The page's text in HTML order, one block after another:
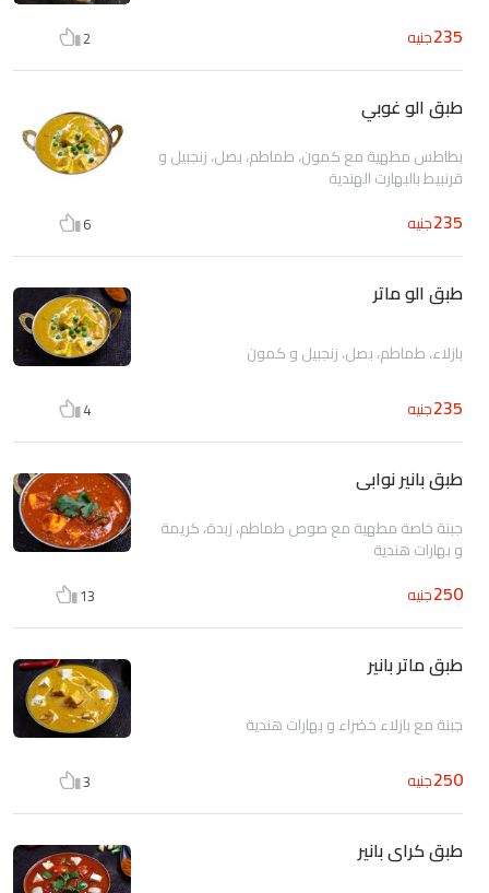
235جنيه 2
طبق الو غوبي
بطاطس مطهية مع كمون، طماطم، بصل، زنجبيل و
قرنبيط بالبهارت الهندية
235جنيه 6
طبق الو ماتر
بازلاء، طماطم، بصل، زنجبيل و كمون
235جنيه 4
طبق بانير نوابى
جبنة خاصة مطهية مع صوص طماطم، زبدة، كريمة
و بهارات هندية
250جنيه 13
طبق ماتر بانير
جبنة مع بازلاء خضراء و بهارات هندية
250جنيه 3
طبق كراى بانير